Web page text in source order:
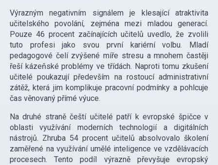
Výrazným negativním signálem je klesající atraktivita
učitelského povolání, zejména mezi mladou generací.
Pouze 46 procent začínajících učitelů uvedlo, že zvolili
tuto profesi jako svou první kariérní volbu. Mladí
pedagogové čelí zvýšené míře stresu a mnohem častěji
řeší kázeňské problémy ve třídách. Naproti tomu zkušení
učitelé poukazují především na rostoucí administrativní
zátěž, která jim komplikuje pracovní podmínky a pohlcuje
čas věnovaný přímé výuce.
Na druhé straně čeští učitelé patří k evropské špičce v
oblasti využívání moderních technologií a digitálních
nástrojů. Zhruba 54 procent učitelů absolvovalo školení
zaměřené na využívání umělé inteligence ve vzdělávacích
procesech. Tento podíl výrazně převyšuje evropský